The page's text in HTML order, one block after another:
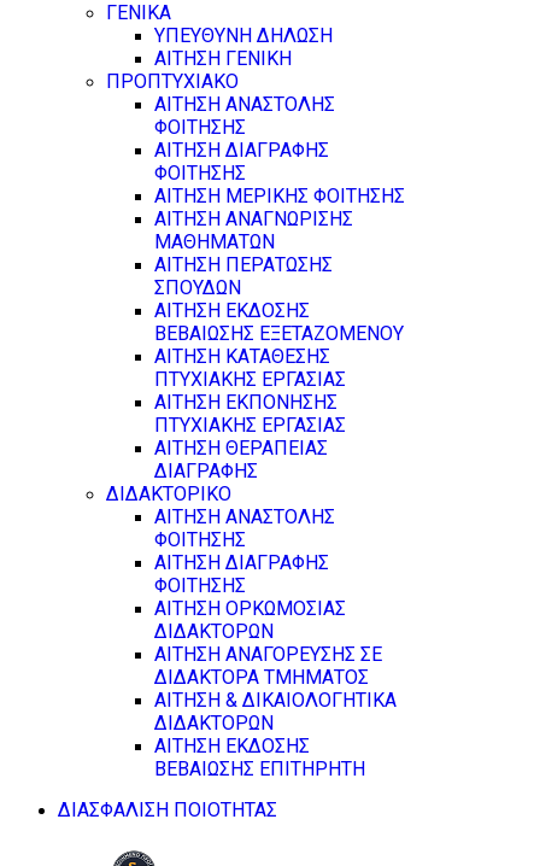
ΓΕΝΙΚΑ
ΥΠΕΥΘΥΝΗ ΔΗΛΩΣΗ
ΑΙΤΗΣΗ ΓΕΝΙΚΗ
ΠΡΟΠΤΥΧΙΑΚΟ
ΑΙΤΗΣΗ ΑΝΑΣΤΟΛΗΣ
ΦΟΙΤΗΣΗΣ
ΑΙΤΗΣΗ ΔΙΑΓΡΑΦΗΣ
ΦΟΙΤΗΣΗΣ
ΑΙΤΗΣΗ ΜΕΡΙΚΗΣ ΦΟΙΤΗΣΗΣ
ΑΙΤΗΣΗ ΑΝΑΓΝΩΡΙΣΗΣ
ΜΑΘΗΜΑΤΩΝ
ΑΙΤΗΣΗ ΠΕΡΑΤΩΣΗΣ
ΣΠΟΥΔΩΝ
ΑΙΤΗΣΗ ΕΚΔΟΣΗΣ
ΒΕΒΑΙΩΣΗΣ ΕΞΕΤΑΖΟΜΕΝΟΥ
ΑΙΤΗΣΗ ΚΑΤΑΘΕΣΗΣ
ΠΤΥΧΙΑΚΗΣ ΕΡΓΑΣΙΑΣ
ΑΙΤΗΣΗ ΕΚΠΟΝΗΣΗΣ
ΠΤΥΧΙΑΚΗΣ ΕΡΓΑΣΙΑΣ
ΑΙΤΗΣΗ ΘΕΡΑΠΕΙΑΣ
ΔΙΑΓΡΑΦΗΣ
ΔΙΔΑΚΤΟΡΙΚΟ
ΑΙΤΗΣΗ ΑΝΑΣΤΟΛΗΣ
ΦΟΙΤΗΣΗΣ
ΑΙΤΗΣΗ ΔΙΑΓΡΑΦΗΣ
ΦΟΙΤΗΣΗΣ
ΑΙΤΗΣΗ ΟΡΚΩΜΟΣΙΑΣ
ΔΙΔΑΚΤΟΡΩΝ
ΑΙΤΗΣΗ ΑΝΑΓΟΡΕΥΣΗΣ ΣΕ
ΔΙΔΑΚΤΟΡΑ ΤΜΗΜΑΤΟΣ
ΑΙΤΗΣΗ & ΔΙΚΑΙΟΛΟΓΗΤΙΚΑ
ΔΙΔΑΚΤΟΡΩΝ
ΑΙΤΗΣΗ ΕΚΔΟΣΗΣ
ΒΕΒΑΙΩΣΗΣ ΕΠΙΤΗΡΗΤΗ
ΔΙΑΣΦΑΛΙΣΗ ΠΟΙΟΤΗΤΑΣ